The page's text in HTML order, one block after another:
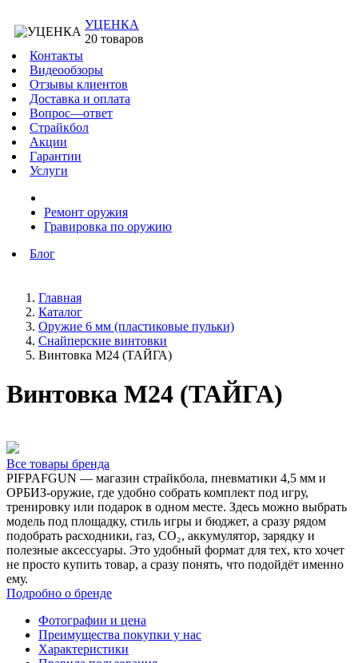
УЦЕНКА
20 товаров
Контакты
Видеообзоры
Отзывы клиентов
Доставка и оплата
Вопрос—ответ
Страйкбол
Акции
Гарантии
Услуги
Ремонт оружия
Гравировка по оружию
Блог
Главная
Каталог
Оружие 6 мм (пластиковые пульки)
Снайперские винтовки
Винтовка М24 (ТАЙГА)
Винтовка М24 (ТАЙГА)
Все товары бренда
PIFPAFGUN — магазин страйкбола, пневматики 4,5 мм и
ОРБИЗ-оружие, где удобно собрать комплект под игру,
тренировку или подарок в одном месте. Здесь можно выбрать
модель под площадку, стиль игры и бюджет, а сразу рядом
подобрать расходники, газ, CO₂, аккумулятор, зарядку и
полезные аксессуары. Это удобный формат для тех, кто хочет
не просто купить товар, а сразу понять, что подойдёт именно
ему.
Подробно о бренде
Фотографии и цена
Преимущества покупки у нас
Характеристики